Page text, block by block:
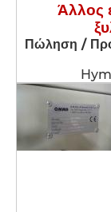
Άλλος
Πώληση /